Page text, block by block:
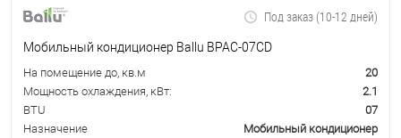
Под заказ (10-12 дней)
Мобильный кондиционер Ballu BPAC-07CD
На помещение до, кв.м
20
Мощность охлаждения, кВт:
2.1
BTU
07
Назначение
Мобильный кондиционер